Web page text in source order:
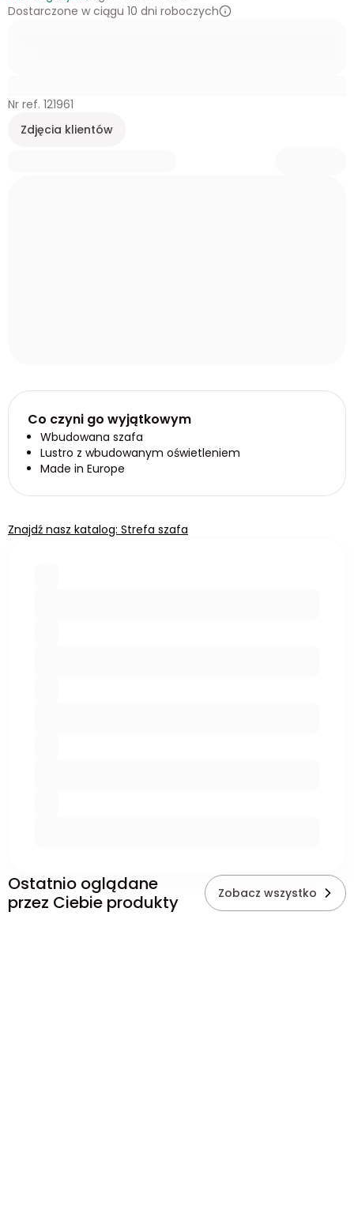
Dostarczone w ciągu 10 dni roboczych
Nr ref. 121961
Zdjęcia klientów
Co czyni go wyjątkowym
Wbudowana szafa
Lustro z wbudowanym oświetleniem
Made in Europe
Znajdź nasz katalog: Strefa szafa
Ostatnio oglądane
przez Ciebie produkty
Zobacz wszystko